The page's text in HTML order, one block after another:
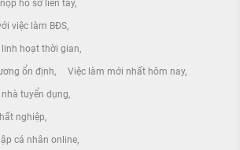
hồ sơ liền tay
việc làm BĐS
hoạt thời gian
ổn định Việc làm mới nhất hôm nay
tuyển dụng
nghiệp
cá nhân online